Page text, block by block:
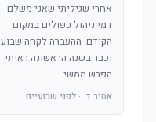
אחרי שגיליתי שאני משלם
דמי ניהול כפולים במקום
הקודם. ההעברה לקחה שבוע
וכבר בשנה הראשונה ראיתי
הפרש ממשי.
אמיר ד. · לפני שבועיים